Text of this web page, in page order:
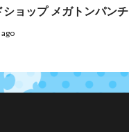
ショップ メガトンパンチ